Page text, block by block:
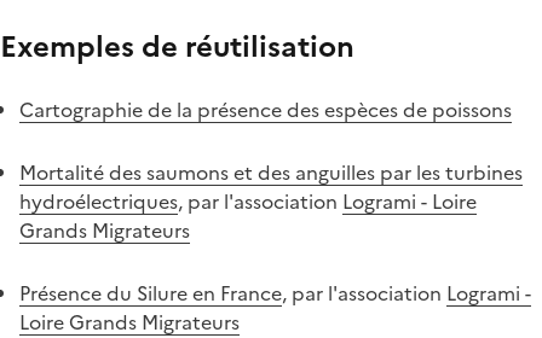
Exemples de réutilisation
Cartographie de la présence des espèces de poissons
Mortalité des saumons et des anguilles par les turbines
hydroélectriques, par l'association Logrami - Loire
Grands Migrateurs
Présence du Silure en France, par l'association Logrami -
Loire Grands Migrateurs